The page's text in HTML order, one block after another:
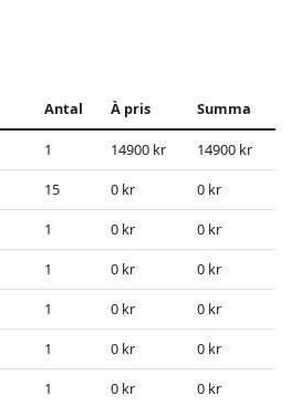
Antal À pris Summa
1 14900 kr
14900 kr
15 0 kr
0 kr
1 0 kr
0 kr
1 0 kr
0 kr
1 0 kr
0 kr
1 0 kr
0 kr
1 0 kr 0 kr